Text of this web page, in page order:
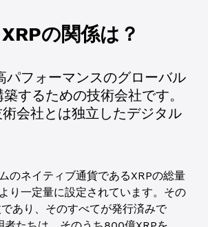
の関係は？
パフォーマンスのグローバル
するための技術会社です。
会社とは独立したデジタル
のネイティブ通貨であるXRPの総量
り一定量に設定されています。その
あり、そのすべてが発行済みで